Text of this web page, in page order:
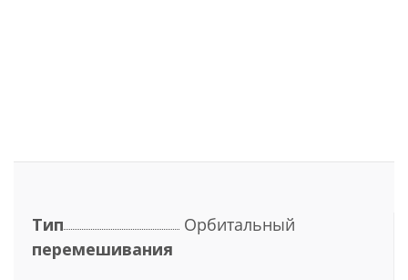
Тип
перемешивания
Орбитальный